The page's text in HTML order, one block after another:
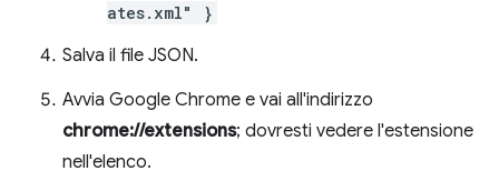
ates.xml" }
Salva il file JSON.
Avvia Google Chrome e vai all'indirizzo
chrome://extensions; dovresti vedere l'estensione
nell'elenco.